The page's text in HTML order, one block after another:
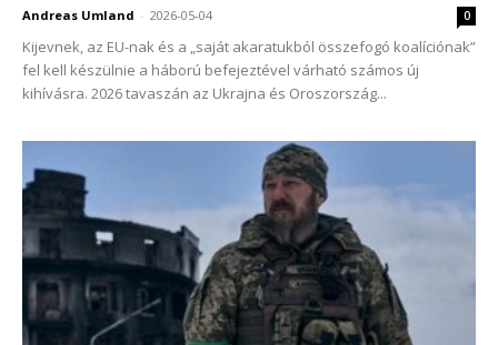
Andreas Umland - 2026-05-04 0
Kijevnek, az EU-nak és a „saját akaratukból összefogó koalíciónak”
fel kell készülnie a háború befejeztével várható számos új
kihívásra. 2026 tavaszán az Ukrajna és Oroszország...